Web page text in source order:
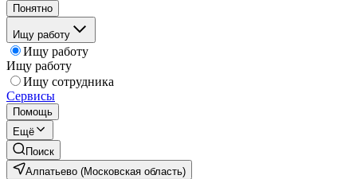
Понятно
Ищу работу
Ищу работу
Ищу работу
Ищу сотрудника
Сервисы
Помощь
Ещё
Поиск
Алпатьево (Московская область)